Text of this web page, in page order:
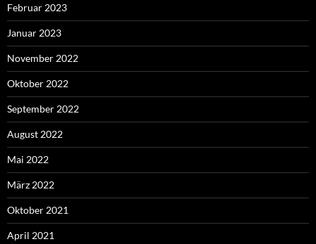
Februar 2023
Januar 2023
November 2022
Oktober 2022
September 2022
August 2022
Mai 2022
März 2022
Oktober 2021
April 2021